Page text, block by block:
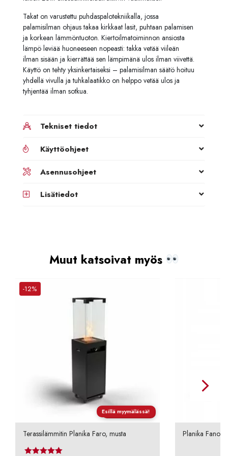
Takat on varustettu puhdaspalotekniikalla, jossa
palamisilman ohjaus takaa kirkkaat lasit, puhtaan palamisen
ja korkean lämmöntuoton. Kiertoilmatoiminnon ansiosta
lämpö leviää huoneeseen nopeasti: takka vetää viileän
ilman sisään ja kierrättää sen lämpimänä ulos ilman viivettä.
Käyttö on tehty yksinkertaiseksi – palamisilman säätö hoituu
yhdellä vivulla ja tuhkalaatikko on helppo vetää ulos ja
tyhjentää ilman sotkua.
Tekniset tiedot
Käyttöohjeet
Asennusohjeet
Lisätiedot
Muut katsoivat myös
Ilmainen toimitus
Esillä myymälässä!
-12%
Terassilämmitin Planika Faro, musta Planika